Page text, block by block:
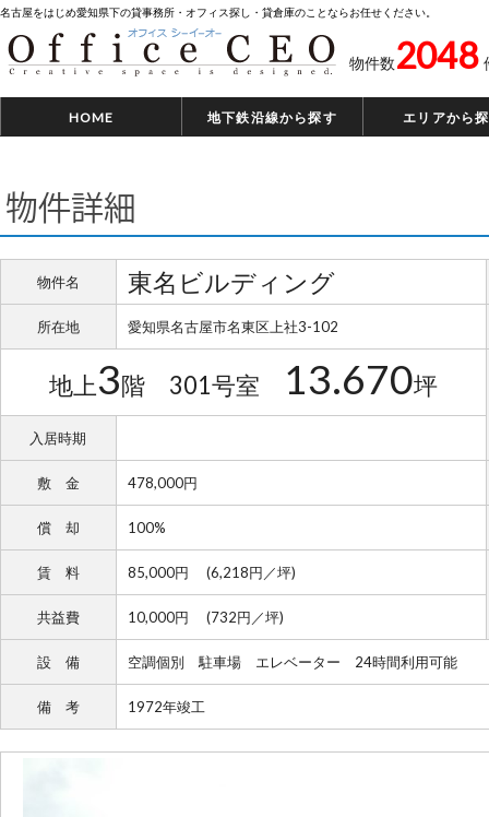
名古屋をはじめ愛知県下の貸事務所・オフィス探し・貸倉庫のことならお任せください。
物件詳細
物件名 東名ビルディング
所在地 愛知県名古屋市名東区上社3-102
地上3階 301号室 13.670坪
入居時期
敷 金 478,000円
償 却 100%
賃 料 85,000円 (6,218円／坪)
共益費 10,000円 (732円／坪)
設 備 空調個別 駐車場 エレベーター 24時間利用可能
備 考 1972年竣工
物件数2048
HOME 地下鉄沿線から探す エリアから